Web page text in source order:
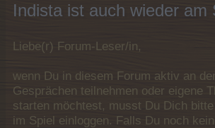
Indista ist auch wieder am
Liebe(r) Forum-Leser/in,
wenn Du in diesem Forum aktiv an
Gesprächen teilnehmen oder eigene
starten möchtest, musst Du Dich
im Spiel einloggen. Falls Du noch